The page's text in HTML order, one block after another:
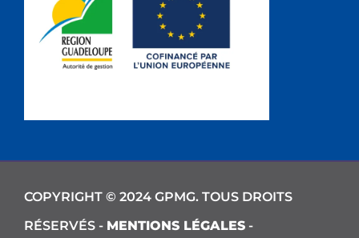
COPYRIGHT © 2024 GPMG. TOUS DROITS
RÉSERVÉS - MENTIONS LÉGALES -